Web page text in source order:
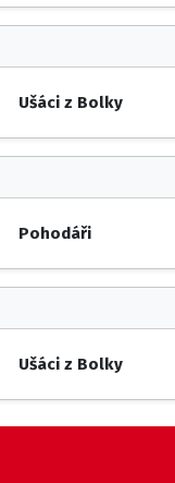
Ušáci z Bolky
Pohodáři
Ušáci z Bolky